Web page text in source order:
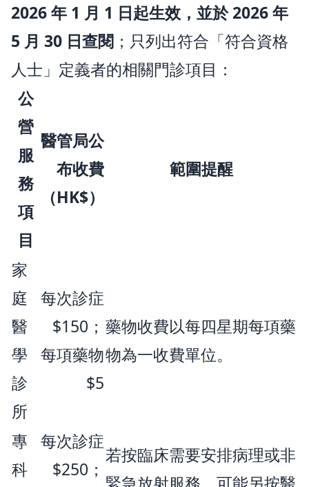
2026 年 1 月 1 日起生效，並於 2026 年
5 月 30 日查閱 ；只列出符合「符合資格
人士」定義者的相關門診項目：
公
營
服
務
項
目
醫管局公
布收費
（HK$）
範圍提醒
家
庭
醫
學
診
所
每次診症
$150；
每項藥物
$5
藥物收費以每四星期每項藥
物為一收費單位。
專
科
每次診症
$250；
若按臨床需要安排病理或非